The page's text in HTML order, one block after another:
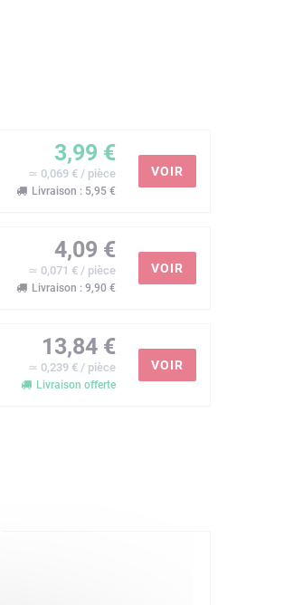
3,99 €
≃ 0,069 € / pièce
Livraison : 5,95 €
VOIR
4,09 €
≃ 0,071 € / pièce
Livraison : 9,90 €
VOIR
13,84 €
≃ 0,239 € / pièce
Livraison offerte
VOIR